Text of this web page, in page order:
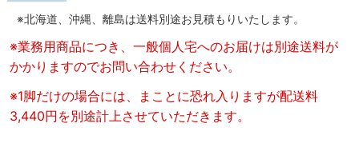
※北海道、沖縄、離島は送料別途お見積もりいたします。
※業務用商品につき、一般個人宅へのお届けは別途送料が
かかりますのでお問い合わせください。
※1脚だけの場合には、まことに恐れ入りますが配送料
3,440円を別途計上させていただきます。